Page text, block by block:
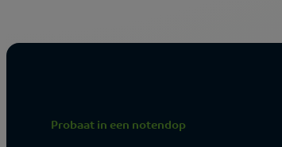
Probaat in een notendop